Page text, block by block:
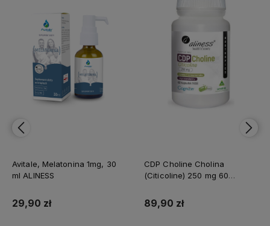
Avitale, Melatonina 1mg, 30
ml ALINESS
29,90 zł
CDP Choline Cholina
(Citicoline) 250 mg 60
89,90 zł